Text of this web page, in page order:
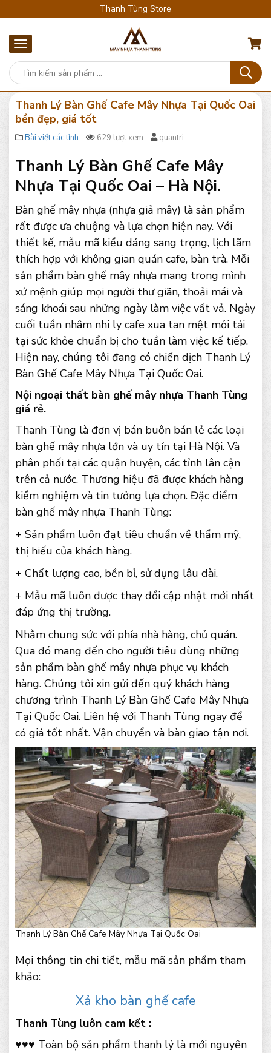
Thanh Tùng Store
Thanh Lý Bàn Ghế Cafe Mây Nhựa Tại Quốc Oai
bền đẹp, giá tốt
Bài viết các tỉnh - 629 lượt xem - quantri
Thanh Lý Bàn Ghế Cafe Mây
Nhựa Tại Quốc Oai – Hà Nội.
Bàn ghế mây nhựa (nhựa giả mây) là sản phẩm
rất được ưa chuộng và lựa chọn hiện nay. Với
thiết kế, mẫu mã kiểu dáng sang trọng, lịch lãm
thích hợp với không gian quán cafe, bàn trà. Mỗi
sản phẩm bàn ghế mây nhựa mang trong mình
xứ mệnh giúp mọi người thư giãn, thoải mái và
sáng khoái sau những ngày làm việc vất vả. Ngày
cuối tuần nhâm nhi ly cafe xua tan mệt mỏi tái
tại sức khỏe chuẩn bị cho tuần làm việc kế tiếp.
Hiện nay, chúng tôi đang có chiến dịch Thanh Lý
Bàn Ghế Cafe Mây Nhựa Tại Quốc Oai.
Nội ngoại thất bàn ghế mây nhựa Thanh Tùng
giá rẻ.
Thanh Tùng là đơn vị bán buôn bán lẻ các loại
bàn ghế mây nhựa lớn và uy tín tại Hà Nội. Và
phân phối tại các quận huyện, các tỉnh lân cận
trên cả nước. Thương hiệu đã được khách hàng
kiểm nghiệm và tin tưởng lựa chọn. Đặc điểm
bàn ghế mây nhựa Thanh Tùng:
+ Sản phẩm luôn đạt tiêu chuẩn về thẩm mỹ,
thị hiếu của khách hàng.
+ Chất lượng cao, bền bỉ, sử dụng lâu dài.
+ Mẫu mã luôn được thay đổi cập nhật mới nhất
đáp ứng thị trường.
Nhằm chung sức với phía nhà hàng, chủ quán.
Qua đó mang đến cho người tiêu dùng những
sản phẩm bàn ghế mây nhựa phục vụ khách
hàng. Chúng tôi xin gửi đến quý khách hàng
chương trình Thanh Lý Bàn Ghế Cafe Mây Nhựa
Tại Quốc Oai. Liên hệ với Thanh Tùng ngay để
có giá tốt nhất. Vận chuyển và bàn giao tận nơi.
Thanh Lý Bàn Ghế Cafe Mây Nhựa Tại Quốc Oai
Mọi thông tin chi tiết, mẫu mã sản phẩm tham
khảo:
Xả kho bàn ghế cafe
Thanh Tùng luôn cam kết :
♥♥♥ Toàn bộ sản phẩm thanh lý là mới nguyên